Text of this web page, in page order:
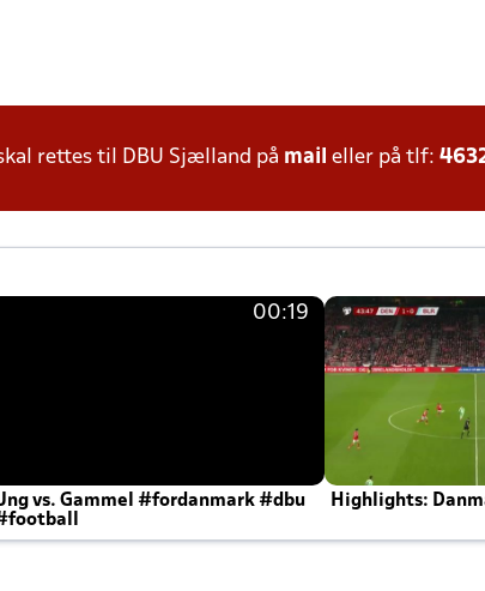
rettes til DBU Sjælland på mail eller på tlf:
00:19
vs. Gammel #fordanmark #dbu
Highlights: